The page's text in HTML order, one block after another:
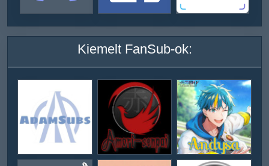
Kiemelt FanSub-ok: